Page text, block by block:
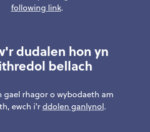
following link.
dudalen hon yn
bellach
gael rhagor o wybodaeth am
ewch i'rddolen ganlynol.